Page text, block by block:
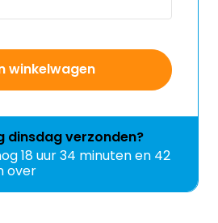
winkelwagen
dinsdagverzonden?
18 uur 34 minuten en 42
over